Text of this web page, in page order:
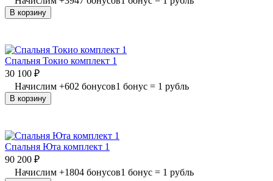
В корзину
Спальня Токио комплект 1
30 100 ₽
Начислим +602 бонусов1 бонус = 1 рубль
В корзину
Спальня Юта комплект 1
90 200 ₽
Начислим +1804 бонусов1 бонус = 1 рубль